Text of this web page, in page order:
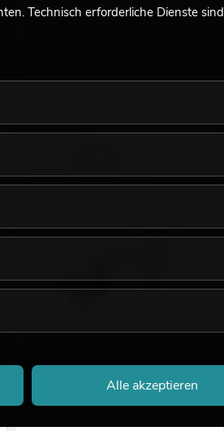
13,90€
EUROLITE Omega-Bügel 20
Technisch erforderliche Dienste sind
Alle akzeptieren